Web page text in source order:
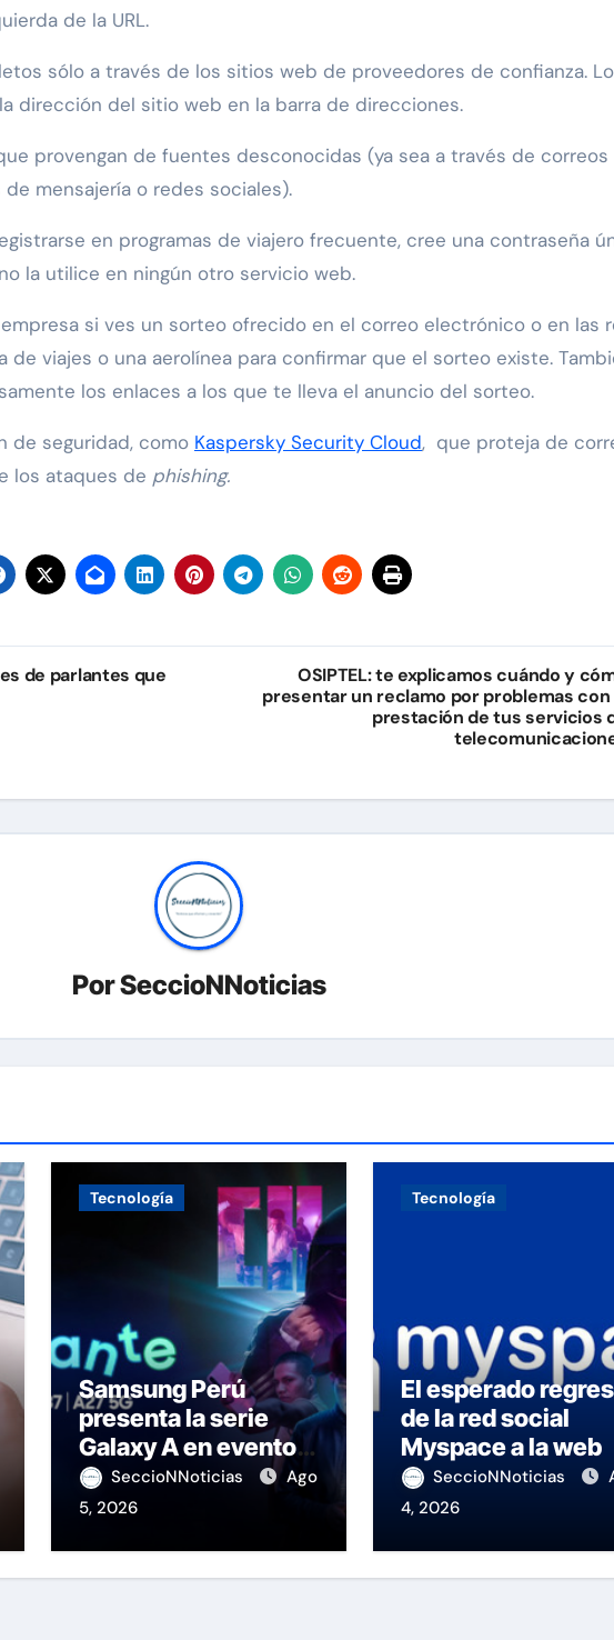
de la URL.
sólo a través de los sitios web de proveedores de confianza.
dirección del sitio web en la barra de direcciones.
provengan de fuentes desconocidas (ya sea a través de correos
mensajería o redes sociales).
en programas de viajero frecuente, cree una contraseña
la utilice en ningún otro servicio web.
si ves un sorteo ofrecido en el correo electrónico o en las
de viajes o una aerolínea para confirmar que el sorteo existe.
los enlaces a los que te lleva el anuncio del sorteo.
de seguridad, como Kaspersky Security Cloud, que proteja de
los ataques de phishing.
de parlantes que
OSIPTEL: te explicamos cuándo y
presentar un reclamo por problemas con
prestación de tus servicios
PorSeccioNNoticias
Tecnología
Samsung Perú
presenta la serie
Galaxy A en evento
de K-Pop
SeccioNNoticias
Ago
5, 2026
Tecnología
El esperado
de la red social
Myspace a la web
SeccioNNoticias
4, 2026